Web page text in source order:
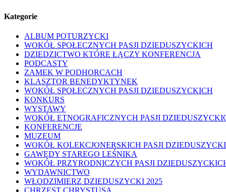
Kategorie
ALBUM POTURZYCKI
WOKÓŁ SPOŁECZNYCH PASJI DZIEDUSZYCKICH
DZIEDZICTWO KTÓRE ŁĄCZY KONFERENCJA
PODCASTY
ZAMEK W PODHORCACH
KLASZTOR BENEDYKTYNEK
WOKÓŁ SPOŁECZNYCH PASJI DZIEDUSZYCKICH
KONKURS
WYSTAWY
WOKÓŁ ETNOGRAFICZNYCH PASJI
KONFERENCJE
MUZEUM
WOKÓŁ KOLEKCJONERSKICH PASJI
GAWĘDY STAREGO LEŚNIKA
WOKÓŁ PRZYRODNICZYCH PASJI
WYDAWNICTWO
WŁODZIMIERZ DZIEDUSZYCKI 2025